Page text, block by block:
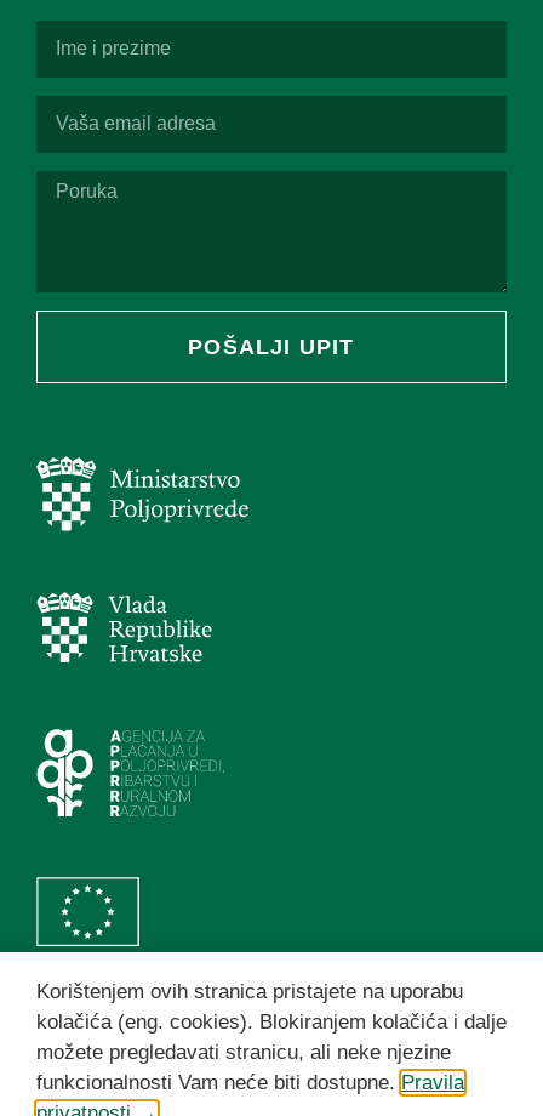
POŠALJI UPIT
Politika zaštite privatnosti korisnika
Korištenjem ovih stranica pristajete na uporabu
kolačića (eng. cookies). Blokiranjem kolačića i dalje
možete pregledavati stranicu, ali neke njezine
funkcionalnosti Vam neće biti dostupne. Pravila